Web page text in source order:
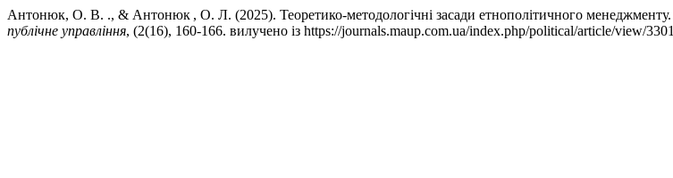
Антонюк, О. В. ., & Антонюк , О. Л. (2025). Теоретико-методологічні засади етнополітичного менеджменту.
публічне управління, (2(16), 160-166. вилучено із https://journals.maup.com.ua/index.php/political/article/view/3301